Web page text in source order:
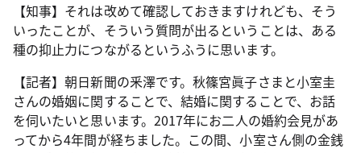
【知事】それは改めて確認しておきますけれども、そう
いったことが、そういう質問が出るということは、ある
種の抑止力につながるというふうに思います。
【記者】朝日新聞の釆澤です。秋篠宮眞子さまと小室圭
さんの婚姻に関することで、結婚に関することで、お話
を伺いたいと思います。2017年にお二人の婚約会見があ
ってから4年間が経ちました。この間、小室さん側の金銭